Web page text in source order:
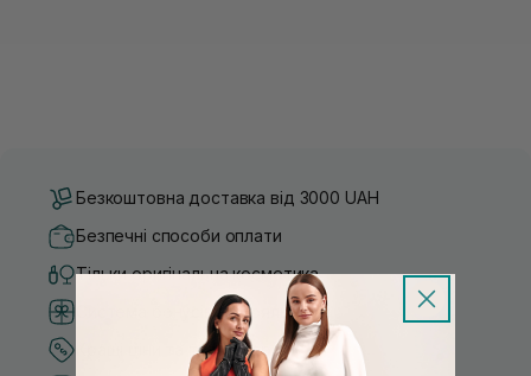
Безкоштовна доставка від 3000 UAH
Безпечні способи оплати
Тільки оригінальна косметика
Система бонусів та лояльності
Кращі ціни та топ товари